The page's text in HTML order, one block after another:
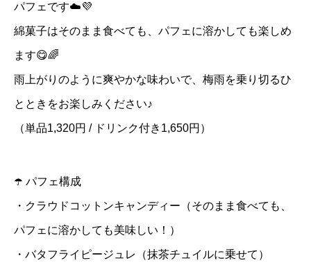
パフェです☁️💜
綿菓子はそのまま食べても、パフェに溶かしても楽しめ
ます😋🌈
雨上がりのように爽やかな味わいで、梅雨を乗り切るひ
とときをお楽しみください♪
（単品1,320円 / ドリンク付き1,650円）
☂️ パフェ構成
・クラウドコットンキャンディー（そのまま食べても、
パフェに溶かしても美味しい！）
・バタフライピージュレ（抹茶チュイルに乗せて）